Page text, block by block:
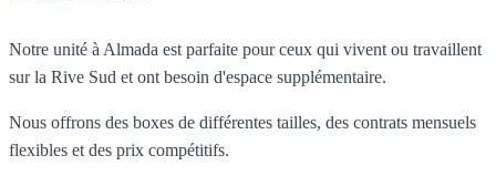
Notre unité à Almada est parfaite pour ceux qui vivent ou travaillent
sur la Rive Sud et ont besoin d'espace supplémentaire.
Nous offrons des boxes de différentes tailles, des contrats mensuels
flexibles et des prix compétitifs.